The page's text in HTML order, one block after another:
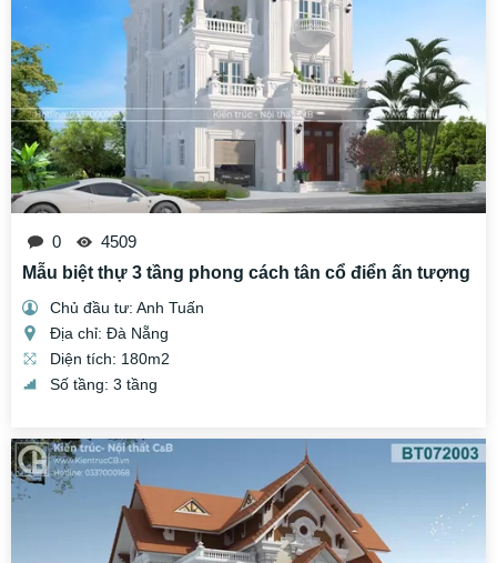
0
4509
Mẫu biệt thự 3 tầng phong cách tân cổ điển ấn tượng
Chủ đầu tư: Anh Tuấn
Địa chỉ: Đà Nẵng
Diện tích: 180m2
Số tầng: 3 tầng